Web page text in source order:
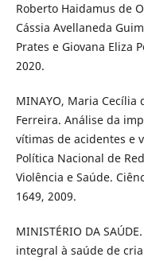
Roberto Haidamus de
Cássia Avellaneda
Prates e Giovana Eliza
2020.
MINAYO, Maria Cecília
Ferreira. Análise da
vítimas de acidentes e
Política Nacional de
Violência e Saúde.
1649, 2009.
MINISTÉRIO DA
integral à saúde de